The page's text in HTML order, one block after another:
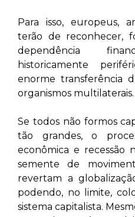
Para isso, europeus,
terão de reconhecer,
dependência
historicamente
enorme transferência
organismos multilaterais.
Se todos não formos
tão grandes, o
econômica e recessão
semente de
revertam a
podendo, no limite,
sistema capitalista.